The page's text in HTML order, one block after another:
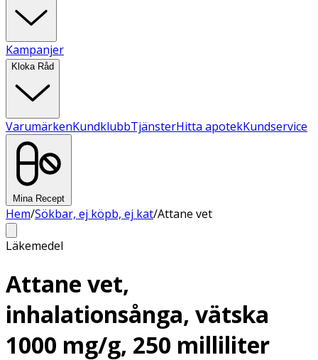
Kampanjer
Kloka Råd
VarumärkenKundklubbTjänsterHitta apotekKundservice
Mina Recept
Hem/Sökbar, ej köpb, ej kat/Attane vet
Läkemedel
Attane vet,
inhalationsånga, vätska
1000 mg/g, 250 milliliter